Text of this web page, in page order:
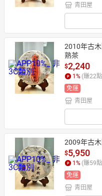
青田屋
2010年古
熟茶
$2,240
1 % (賺22
免運
青田屋
2009年古
$5,950
1 % (賺59
免運
青田屋